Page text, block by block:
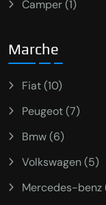
Camper (1)
Marche
Fiat (10)
Peugeot (7)
Bmw (6)
Volkswagen (5)
Mercedes-benz